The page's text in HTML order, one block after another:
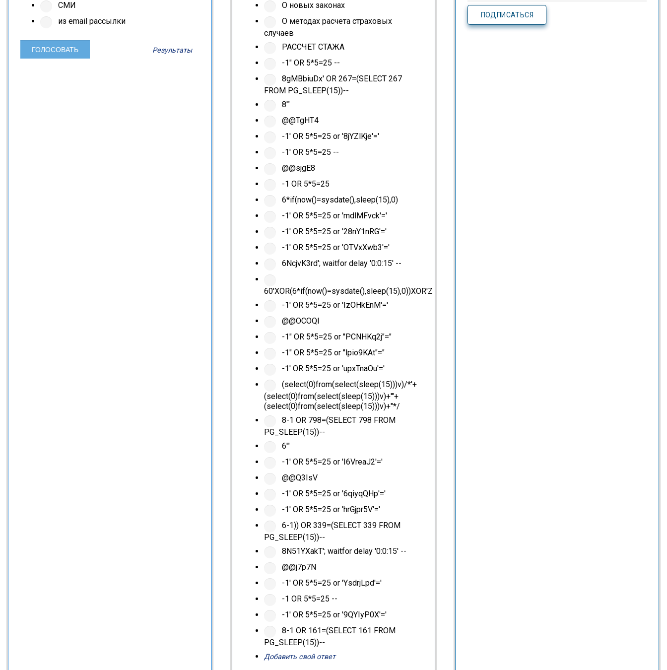
СМИ
из email рассылки
Результаты
О новых законах
О методах расчета страховых
случаев
РАССЧЕТ СТАЖА
-1" OR 5*5=25 --
8gMBbiuDx' OR 267=(SELECT 267
FROM PG_SLEEP(15))--
8'"
@@TgHT4
-1' OR 5*5=25 or '8jYZlKje'='
-1' OR 5*5=25 --
@@sjgE8
-1 OR 5*5=25
6*if(now()=sysdate(),sleep(15),0)
-1' OR 5*5=25 or 'mdlMFvck'='
-1' OR 5*5=25 or '28nY1nRG'='
-1' OR 5*5=25 or 'OTVxXwb3'='
6NcjvK3rd'; waitfor delay '0:0:15' --
60'XOR(6*if(now()=sysdate(),sleep(15),0))XOR'Z
-1' OR 5*5=25 or 'IzOHkEnM'='
@@OCOQl
-1" OR 5*5=25 or "PCNHKq2j"="
-1" OR 5*5=25 or "lpio9KAt"="
-1' OR 5*5=25 or 'upxTnaOu'='
(select(0)from(select(sleep(15)))v)/*'+
(select(0)from(select(sleep(15)))v)+'"+
(select(0)from(select(sleep(15)))v)+"*/
8-1 OR 798=(SELECT 798 FROM
PG_SLEEP(15))--
6'"
-1' OR 5*5=25 or 'I6VreaJ2'='
@@Q3IsV
-1' OR 5*5=25 or '6qiyqQHp'='
-1' OR 5*5=25 or 'hrGjpr5V'='
6-1)) OR 339=(SELECT 339 FROM
PG_SLEEP(15))--
8N51YXakT'; waitfor delay '0:0:15' --
@@j7p7N
-1' OR 5*5=25 or 'YsdrjLpd'='
-1 OR 5*5=25 --
-1' OR 5*5=25 or '9QYIyP0X'='
8-1 OR 161=(SELECT 161 FROM
PG_SLEEP(15))--
Добавить свой ответ